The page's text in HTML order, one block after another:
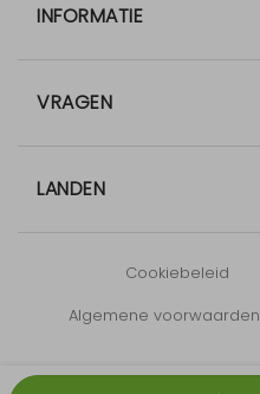
INFORMATIE
VRAGEN
LANDEN
Cookiebeleid
Algemene voorwaarden